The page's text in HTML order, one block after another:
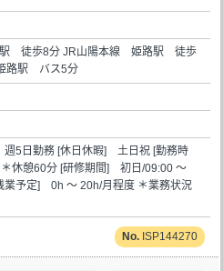
徒歩8分 JR山陽本線 姫路駅 徒歩
路駅 バス5分
5日勤務 [休日休暇] 土日祝 [勤務時
休憩60分 [研修期間] 初日/09:00 ～
業予定] 0h ～ 20h/月程度 ＊業務状況
ISP144270